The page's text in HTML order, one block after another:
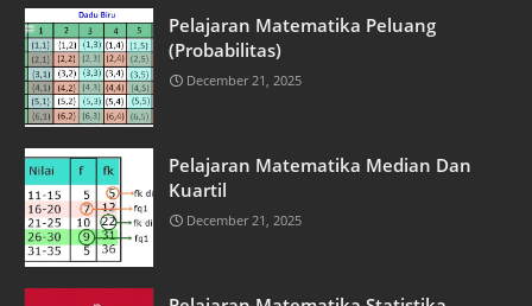
Pelajaran Matematika Peluang
(Probabilitas)
December 21, 2025
Pelajaran Matematika Median Dan
Kuartil
December 21, 2025